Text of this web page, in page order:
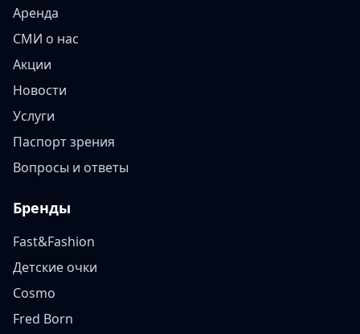
Аренда
СМИ о нас
Акции
Новости
Услуги
Паспорт зрения
Вопросы и ответы
Бренды
Fast&Fashion
Детские очки
Cosmo
Fred Born